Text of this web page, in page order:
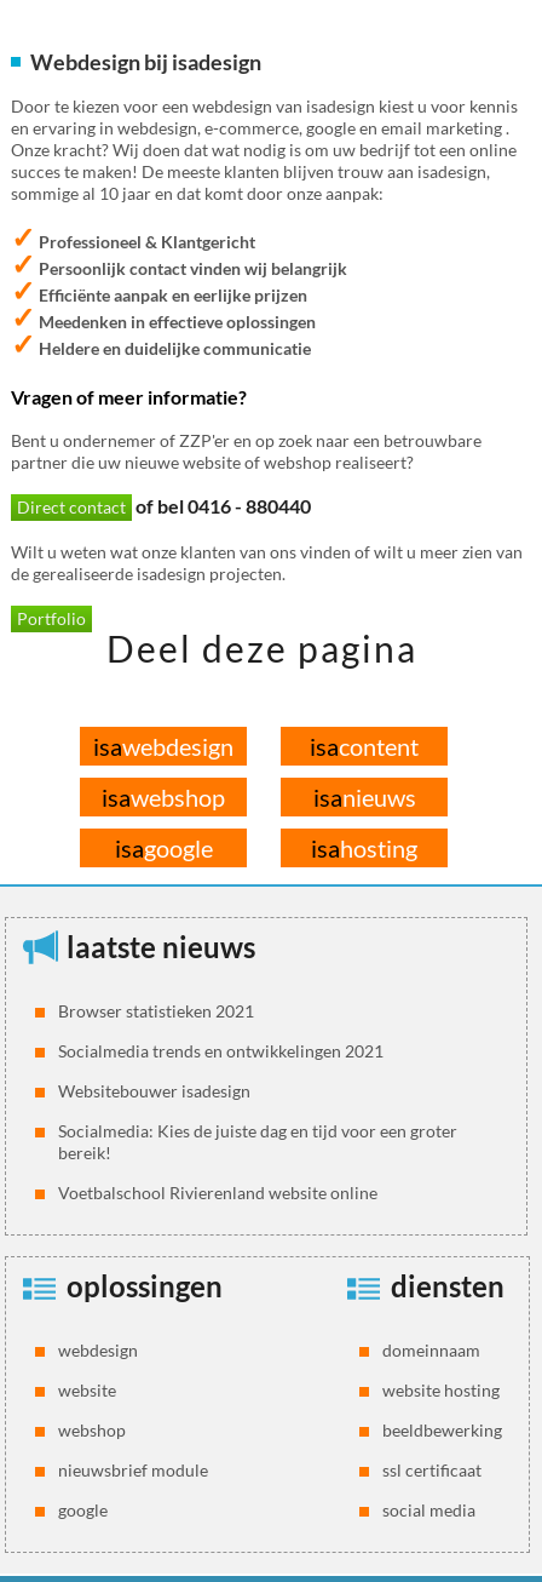
Webdesign bij isadesign
Door te kiezen voor een webdesign van isadesign kiest u voor kennis
en ervaring in webdesign, e-commerce, google en email marketing .
Onze kracht? Wij doen dat wat nodig is om uw bedrijf tot een online
succes te maken! De meeste klanten blijven trouw aan isadesign,
sommige al 10 jaar en dat komt door onze aanpak:
✓ Professioneel & Klantgericht
✓ Persoonlijk contact vinden wij belangrijk
✓ Efficiënte aanpak en eerlijke prijzen
✓ Meedenken in effectieve oplossingen
✓ Heldere en duidelijke communicatie
Vragen of meer informatie?
Bent u ondernemer of ZZP'er en op zoek naar een betrouwbare
partner die uw nieuwe website of webshop realiseert?
Direct contact of bel 0416 - 880440
Wilt u weten wat onze klanten van ons vinden of wilt u meer zien van
de gerealiseerde isadesign projecten.
Portfolio
Deel deze pagina
isawebdesign isacontent
isawebshop isanieuws
isagoogle isahosting
laatste nieuws
Browser statistieken 2021
Socialmedia trends en ontwikkelingen 2021
Websitebouwer isadesign
Socialmedia: Kies de juiste dag en tijd voor een groter
bereik!
Voetbalschool Rivierenland website online
oplossingen
webdesign
website
webshop
nieuwsbrief module
google
diensten
domeinnaam
website hosting
beeldbewerking
ssl certificaat
social media